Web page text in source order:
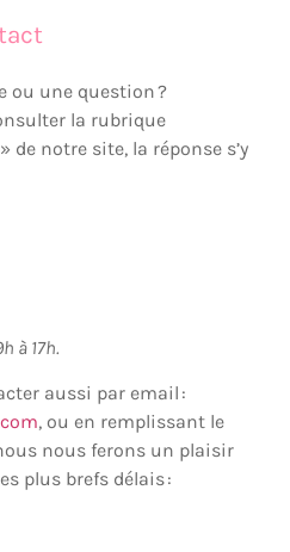
ou une question ?
la rubrique
de notre site, la réponse s’y
à 17h.
aussi par email :
, ou en remplissant le
nous ferons un plaisir
plus brefs délais :